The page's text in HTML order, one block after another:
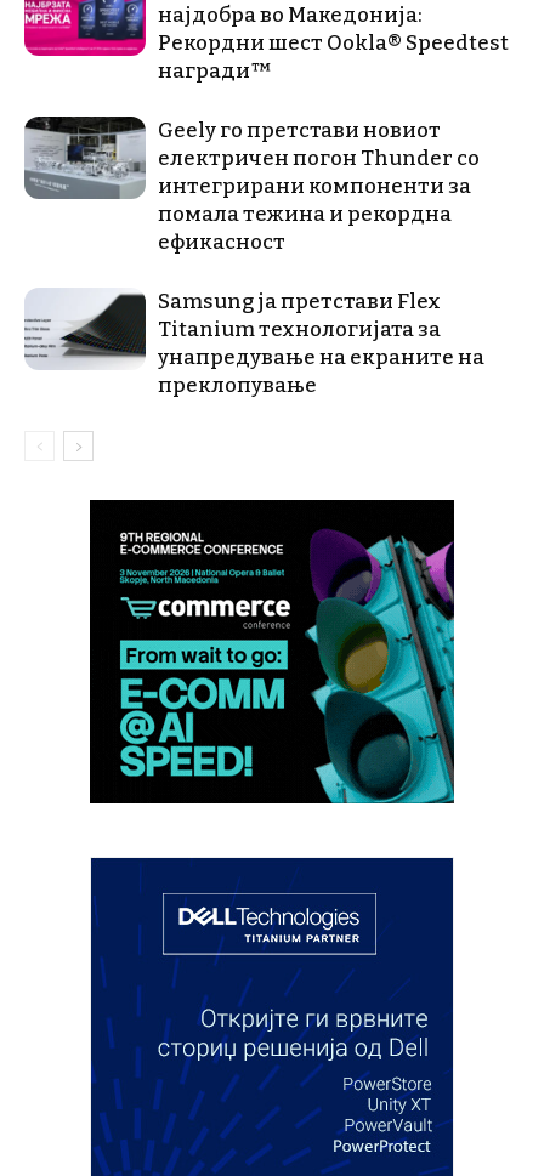
најдобра во Македонија:
Рекордни шест Ookla® Speedtest
награди™
Geely го претстави новиот
електричен погон Thunder со
интегрирани компоненти за
помала тежина и рекордна
ефикасност
Samsung ја претстави Flex
Titanium технологијата за
унапредување на екраните на
преклопување